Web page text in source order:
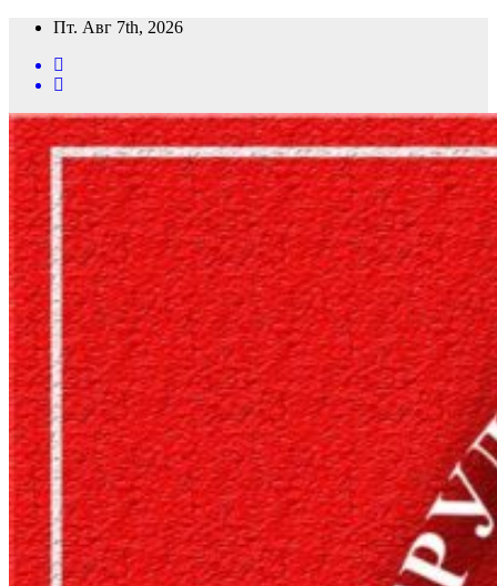
Перейти
содержимому
Пт. Авг 7th, 2026